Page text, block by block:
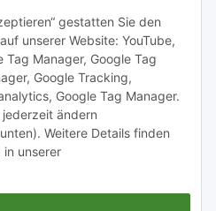
gestatten Sie den
unserer Website: YouTube,
Tag Manager, Google Tag
Google Tracking,
Google Tag Manager.
ändern
Weitere Details finden
in unserer